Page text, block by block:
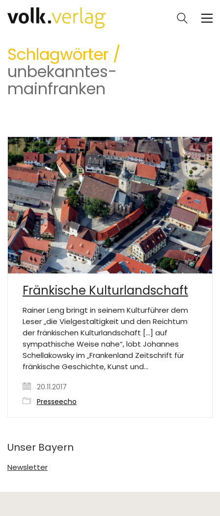
Schlagwörter /
unbekanntes-
mainfranken
Fränkische Kulturlandschaft
Rainer Leng bringt in seinem Kulturführer dem
Leser „die Vielgestaltigkeit und den Reichtum
der fränkischen Kulturlandschaft […] auf
sympathische Weise nahe“, lobt Johannes
Schellakowsky im „Frankenland Zeitschrift für
fränkische Geschichte, Kunst und…
20.11.2017
Presseecho
Unser Bayern
Newsletter